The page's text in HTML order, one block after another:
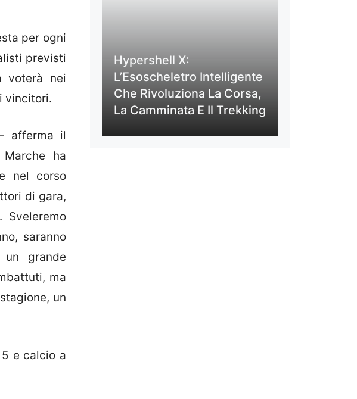
per ogni
previsti
voterà nei
vincitori.
afferma il
ha
nel corso
di gara,
Sveleremo
saranno
grande
ma
un
e calcio a
Hypershell X:
L’Esoscheletro Intelligente
Che Rivoluziona La Corsa,
La Camminata E Il Trekking